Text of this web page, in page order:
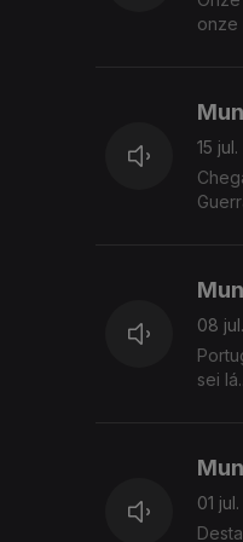
onze
15
08
sei
01